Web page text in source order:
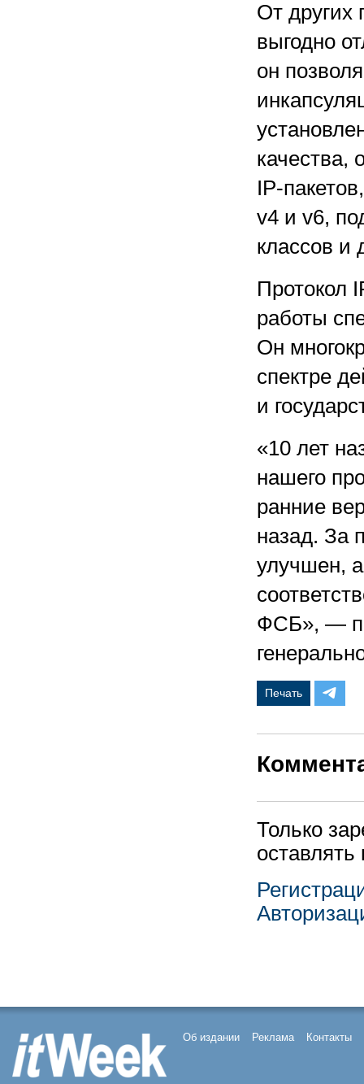
От других
выгодно
он
качества,
IP-
v4 и v6,
классов и
Протокол
работы
Он
спектре
и
«10 лет
нашего
ранние
назад. За
улучшен,
ФСБ», —
Печать
Только
Об издании Реклама Контакты